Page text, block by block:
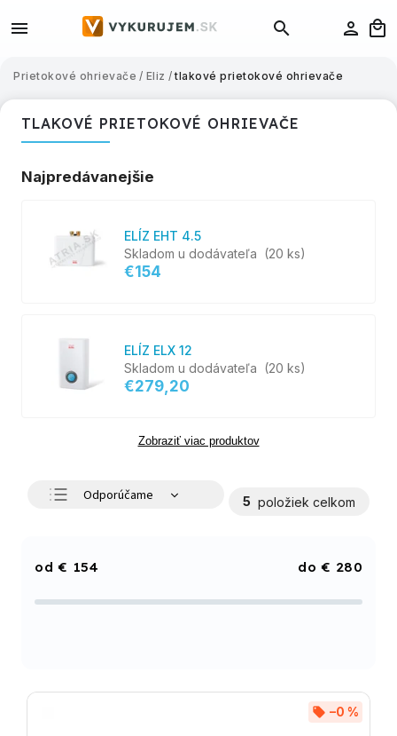
Prietokové ohrievače / Eliz / tlakové prietokové ohrievače
TLAKOVÉ PRIETOKOVÉ OHRIEVAČE
Najpredávanejšie
ELÍZ EHT 4.5
Skladom u dodávateľa (20 ks)
€154
ELÍZ ELX 12
Skladom u dodávateľa (20 ks)
€279,20
Zobraziť viac produktov
Odporúčame
Abecedne
5 položiek celkom
€ 154 € 280
–0 %